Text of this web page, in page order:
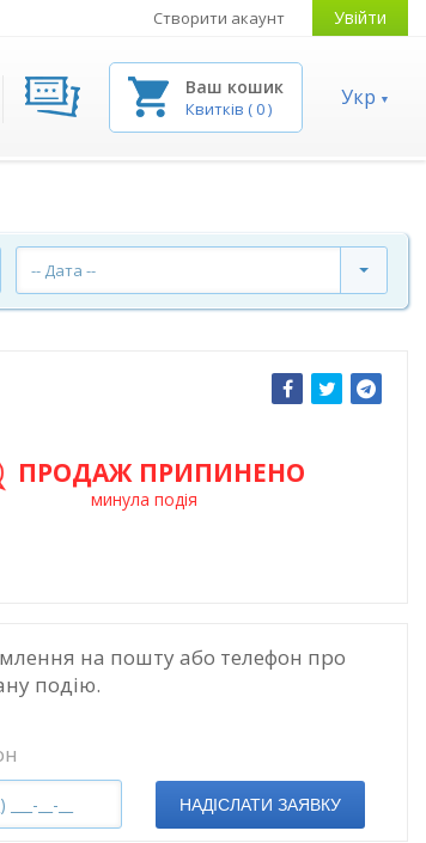
Створити акаунт Увійти
Ваш кошик
Квитків (0) Укр
-- Дата --
ПРОДАЖ ПРИПИНЕНО
минула подія
на пошту або телефон про
подію.
НАДІСЛАТИ ЗАЯВКУ